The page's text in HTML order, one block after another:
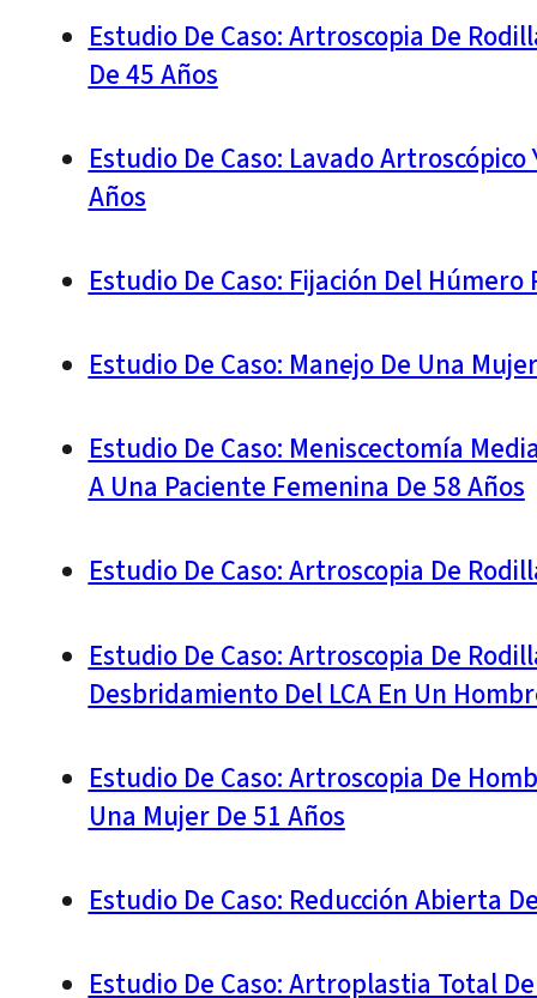
Estudio De Caso: Artroscopia De
De 45 Años
Estudio De Caso: Lavado
Años
Estudio De Caso: Fijación Del
Estudio De Caso: Manejo De Una
Estudio De Caso: Meniscectomía
A Una Paciente Femenina De 58 Años
Estudio De Caso: Artroscopia De
Estudio De Caso: Artroscopia De
Desbridamiento Del LCA En Un
Estudio De Caso: Artroscopia De
Una Mujer De 51 Años
Estudio De Caso: Reducción Abierta
Estudio De Caso: Artroplastia Total